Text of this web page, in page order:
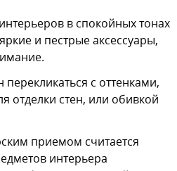
в спокойных тонах
и пестрые аксессуары,
с оттенками,
отделки стен, или обивкой
приемом считается
интерьера